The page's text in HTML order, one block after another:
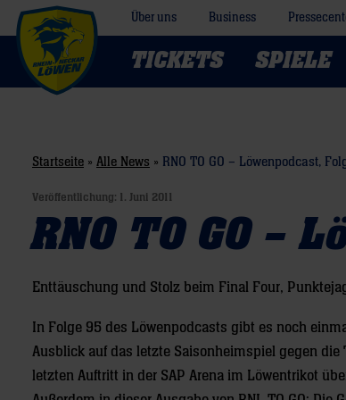
Über uns Business
TICKETS SPIELE
Startseite » Alle News » RNO TO GO – Löwenpodcast,
Veröffentlichung: 1. Juni 2011
RNO TO GO –
Enttäuschung und Stolz beim Final Four,
In Folge 95 des Löwenpodcasts gibt es noch
Ausblick auf das letzte Saisonheimspiel gegen
letzten Auftritt in der SAP Arena im Löwentrikot